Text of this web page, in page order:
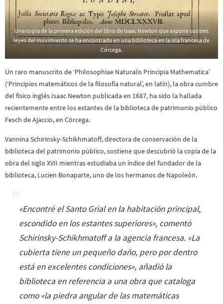
Una copia de la primera edición del libro de Isaac Newton que expone sus tres
leyes del movimiento se ha encontrado en una biblioteca en la isla francesa de
Córcega.
Un raro manuscrito de ‘Philosophiae Naturalis Principia Mathematica’
(‘Principios matemáticos de la filosofía natural’, en latín), la obra cumbre
del físico inglés Isaac Newton publicada en 1687, ha sido la hallada
recientemente entre los estantes de la biblioteca de patrimonio público
Fesch de Ajaccio, en Córcega.
Vannina Schirinsky-Schikhmatoff, directora de conservación de la
biblioteca del patrimonio público, sostiene que descubrió la copia de la
obra del siglo XVII mientras estudiaba un índice del fundador de la
biblioteca, Lucien Bonaparte, uno de los hermanos de Napoleón.
«Encontré el Santo Grial en la habitación principal,
escondido en los estantes superiores», comentó
Schirinsky-Schikhmatoff a la agencia francesa. «La
cubierta tiene un pequeño daño, pero por dentro
está en excelentes condiciones», añadió la
biblioteca en referencia a una obra que cataloga
como «la piedra angular de las matemáticas